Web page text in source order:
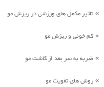
» تاثیر مکمل های ورزشی در ریزش مو
» کم خونی و ریزش مو
» ضربه به سر بعد از کاشت مو
» روش های تقویت مو